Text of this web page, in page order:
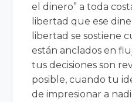
el dinero” a toda
libertad que ese
libertad se sostiene
están anclados en
tus decisiones son
posible, cuando tu
de impresionar a